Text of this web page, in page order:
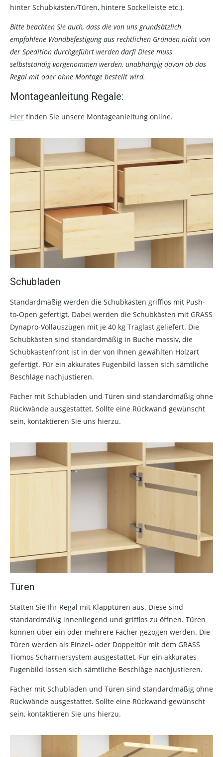
hinter Schubkästen/Türen, hintere Sockelleiste etc.).
Bitte beachten Sie auch, dass die von uns grundsätzlich
empfohlene Wandbefestigung aus rechtlichen Gründen nicht von
der Spedition durchgeführt werden darf! Diese muss
selbstständig vorgenommen werden, unabhängig davon ob das
Regal mit oder ohne Montage bestellt wird.
Montageanleitung Regale:
Hier finden Sie unsere Montageanleitung online.
Schubladen
Standardmäßig werden die Schubkästen grifflos mit Push-
to-Open gefertigt. Dabei werden die Schubkästen mit GRASS
Dynapro-Vollauszügen mit je 40 kg Traglast geliefert. Die
Schubkästen sind standardmäßig in Buche massiv, die
Schubkastenfront ist in der von Ihnen gewählten Holzart
gefertigt. Für ein akkurates Fugenbild lassen sich sämtliche
Beschläge nachjustieren.
Fächer mit Schubladen und Türen sind standardmäßig ohne
Rückwände ausgestattet. Sollte eine Rückwand gewünscht
sein, kontaktieren Sie uns hierzu.
Türen
Statten Sie Ihr Regal mit Klapptüren aus. Diese sind
standardmäßig innenliegend und grifflos zu öffnen. Türen
können über ein oder mehrere Fächer gezogen werden. Die
Türen werden als Einzel- oder Doppeltür mit dem GRASS
Tiomos Scharniersystem ausgestattet. Für ein akkurates
Fugenbild lassen sich sämtliche Beschläge nachjustieren.
Fächer mit Schubladen und Türen sind standardmäßig ohne
Rückwände ausgestattet. Sollte eine Rückwand gewünscht
sein, kontaktieren Sie uns hierzu.